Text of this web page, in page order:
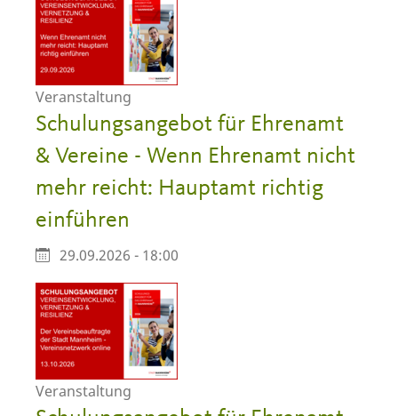
Veranstaltung
Schulungsangebot für Ehrenamt
& Vereine - Wenn Ehrenamt nicht
mehr reicht: Hauptamt richtig
einführen
29.09.2026 - 18:00
Veranstaltung